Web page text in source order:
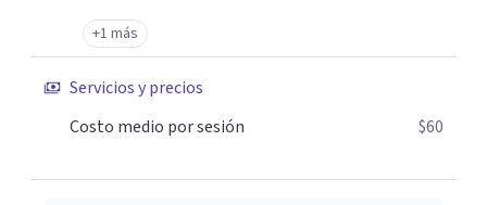
+1 más
Servicios y precios
Costo medio por sesión
$60